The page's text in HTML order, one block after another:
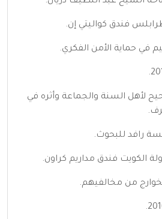
فندق كواليتي إن.
في حماية الأمن الفكري.
لأهل السنة والجماعة وأثره في
رافد للبحوث.
الكويت فندق مداريم كراون.
من مخالفيهم.